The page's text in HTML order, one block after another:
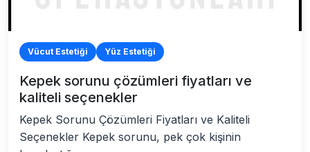
Vücut Estetiği Yüz Estetiği
Kepek sorunu çözümleri fiyatları ve
kaliteli seçenekler
Kepek Sorunu Çözümleri Fiyatları ve Kaliteli
Seçenekler Kepek sorunu, pek çok kişinin